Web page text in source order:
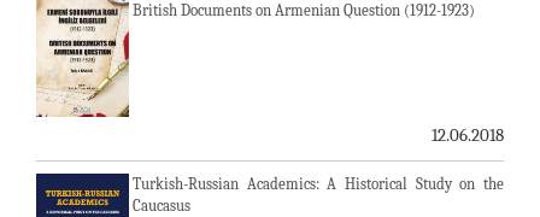
British Documents on Armenian Question (1912-1923)
12.06.2018
Turkish-Russian Academics: A Historical Study on the
Caucasus